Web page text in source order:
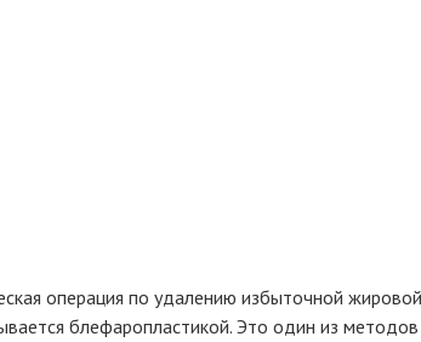
операция по удалению избыточной
блефаропластикой. Это один из методов